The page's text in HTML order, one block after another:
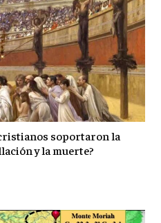
soportaron la
y la muerte?